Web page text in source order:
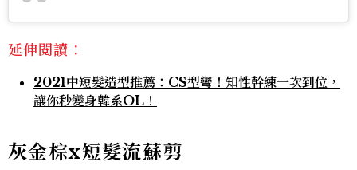
延伸閱讀：
2021中短髮造型推薦：CS型彎！知性幹練一次到位，
讓你秒變身韓系OL！
灰金棕x短髮流蘇剪